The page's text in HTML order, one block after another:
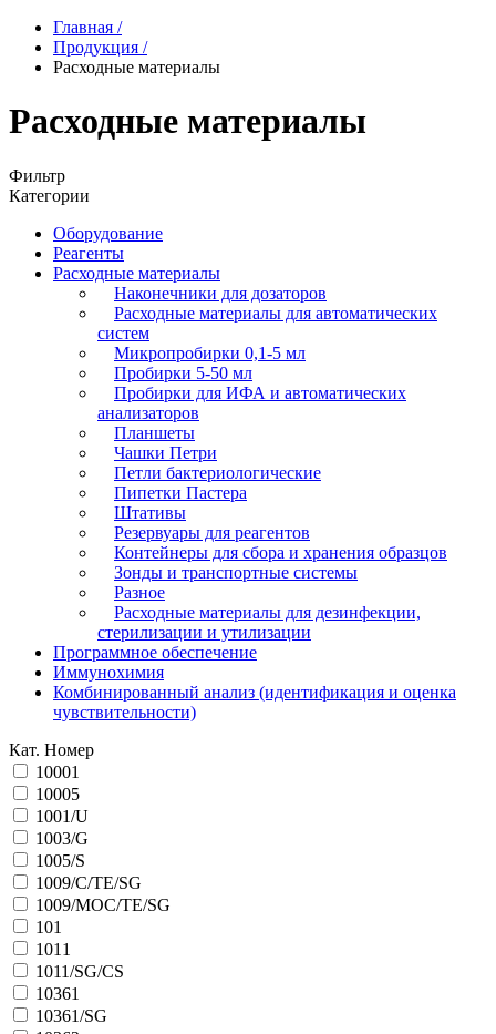
Главная /
Продукция /
Расходные материалы
Расходные материалы
Фильтр
Категории
Оборудование
Реагенты
Расходные материалы
Наконечники для дозаторов
Расходные материалы для автоматических
систем
Микропробирки 0,1-5 мл
Пробирки 5-50 мл
Пробирки для ИФА и автоматических
анализаторов
Планшеты
Чашки Петри
Петли бактериологические
Пипетки Пастера
Штативы
Резервуары для реагентов
Контейнеры для сбора и хранения образцов
Зонды и транспортные системы
Разное
Расходные материалы для дезинфекции,
стерилизации и утилизации
Программное обеспечение
Иммунохимия
Комбинированный анализ (идентификация и оценка
чувствительности)
Кат. Номер
10001
10005
1001/U
1003/G
1005/S
1009/C/TE/SG
1009/MOC/TE/SG
101
1011
1011/SG/CS
10361
10361/SG